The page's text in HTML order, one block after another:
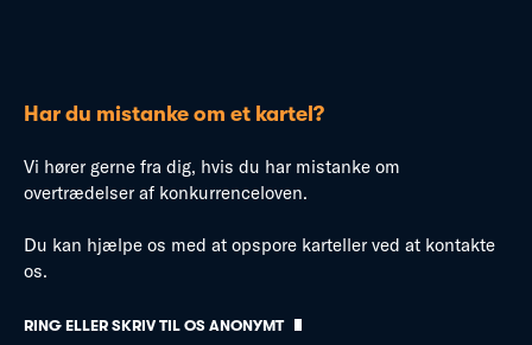
Har du mistanke om et kartel?
Vi hører gerne fra dig, hvis du har mistanke om
overtrædelser af konkurrenceloven.
Du kan hjælpe os med at opspore karteller ved at kontakte
os.
RING ELLER SKRIV TIL OS ANONYMT